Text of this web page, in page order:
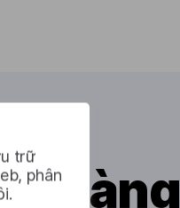
trữ
phândàng